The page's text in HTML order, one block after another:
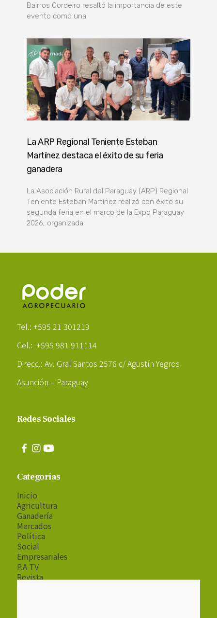
Bairros Cordeiro resaltó la importancia de este
evento como una
La ARP Regional Teniente Esteban
Martínez destaca el éxito de su feria
ganadera
La Asociación Rural del Paraguay (ARP) Regional
Teniente Esteban Martínez realizó con éxito su
segunda feria en el marco de la Expo Paraguay
2026, organizada
Tel.: +595 21 301219
Cel.: +595 981 911114
Direcc.: Av. Gral Santos 2576 c/ Agustín Yegros
Asunción – Paraguay
Redes Sociales
Categorías
Inicio
Agricultura
Ganadería
Mercados
Política
Social
Empresariales
P.A TV
Revista